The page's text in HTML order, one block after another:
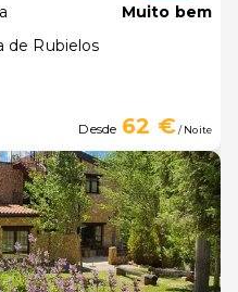
de Rubielos
Muito bem
Desde 62 €/ Noite